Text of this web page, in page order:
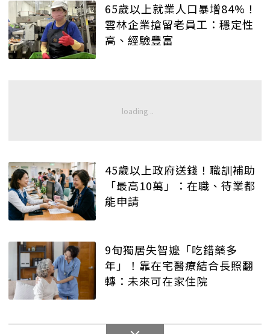
65歲以上就業人口暴增84%！
雲林企業搶留老員工：穩定性
高、經驗豐富
45歲以上政府送錢！職訓補助
「最高10萬」：在職、待業都
能申請
9旬獨居失智嬤「吃錯藥多
年」！靠在宅醫療結合長照翻
轉：未來可在家住院